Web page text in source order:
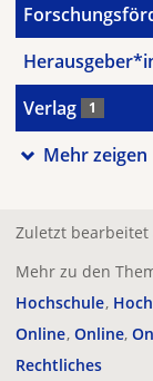
Verlag 1
Mehr zeigen
Zuletzt bearbeitet
Mehr zu den
Hochschule
Online Online
Rechtliches